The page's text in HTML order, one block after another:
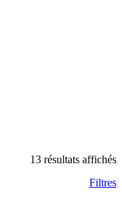
13 résultats affichés
Filtres